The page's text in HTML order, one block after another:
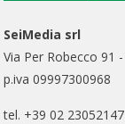
SeiMedia srl
Via Per Robecco 91
p.iva 09997300968
tel. +39 02